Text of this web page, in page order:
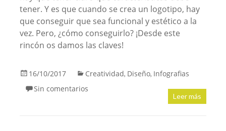
tener. Y es que cuando se crea un logotipo, hay
que conseguir que sea funcional y estético a la
vez. Pero, ¿cómo conseguirlo? ¡Desde este
rincón os damos las claves!
16/10/2017 Creatividad, Diseño, Infografias
Sin comentarios
Leer más